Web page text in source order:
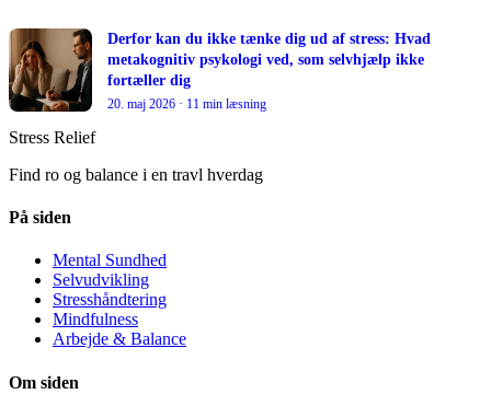
Derfor kan du ikke tænke dig ud af stress: Hvad
metakognitiv psykologi ved, som selvhjælp ikke
fortæller dig
20. maj 2026 · 11 min læsning
Stress Relief
Find ro og balance i en travl hverdag
På siden
Mental Sundhed
Selvudvikling
Stresshåndtering
Mindfulness
Arbejde & Balance
Om siden